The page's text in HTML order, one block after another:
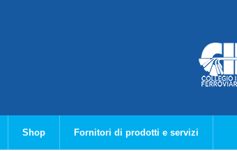
Shop Fornitori di prodotti e servizi